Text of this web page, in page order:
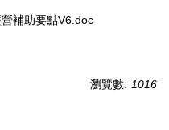
補助要點V6.doc
瀏覽數: 1016